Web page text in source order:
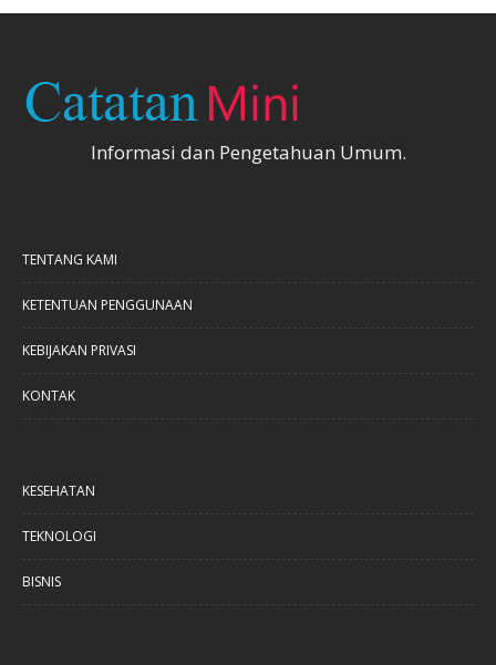
Informasi dan Pengetahuan Umum.
TENTANG KAMI
KETENTUAN PENGGUNAAN
KEBIJAKAN PRIVASI
KONTAK
KESEHATAN
TEKNOLOGI
BISNIS